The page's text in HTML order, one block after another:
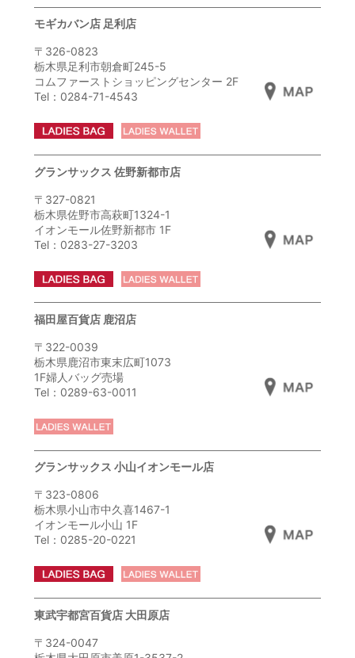
モギカバン店 足利店
〒326-0823
栃木県足利市朝倉町245-5
コムファーストショッピングセンター 2F
Tel：0284-71-4543
グランサックス 佐野新都市店
〒327-0821
栃木県佐野市高萩町1324-1
イオンモール佐野新都市 1F
Tel：0283-27-3203
福田屋百貨店 鹿沼店
〒322-0039
栃木県鹿沼市東末広町1073
1F婦人バッグ売場
Tel：0289-63-0011
グランサックス 小山イオンモール店
〒323-0806
栃木県小山市中久喜1467-1
イオンモール小山 1F
Tel：0285-20-0221
東武宇都宮百貨店 大田原店
〒324-0047